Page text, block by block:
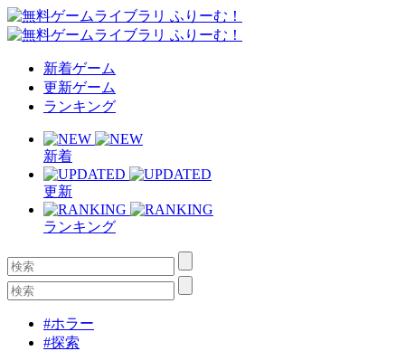
新着ゲーム
更新ゲーム
ランキング
新着
更新
ランキング
#ホラー
#探索